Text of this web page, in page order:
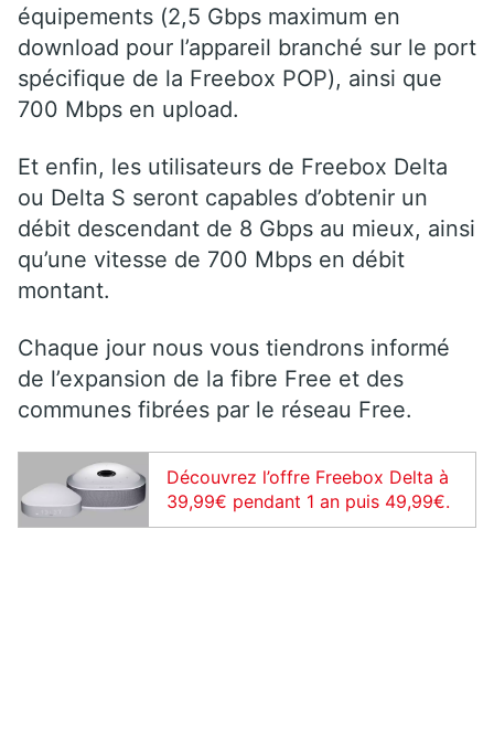
équipements (2,5 Gbps maximum en
download pour l’appareil branché sur le port
spécifique de la Freebox POP), ainsi que
700 Mbps en upload.
Et enfin, les utilisateurs de Freebox Delta
ou Delta S seront capables d’obtenir un
débit descendant de 8 Gbps au mieux, ainsi
qu’une vitesse de 700 Mbps en débit
montant.
Chaque jour nous vous tiendrons informé
de l’expansion de la fibre Free et des
communes fibrées par le réseau Free.
Découvrez l’offre Freebox Delta à
39,99€ pendant 1 an puis 49,99€.